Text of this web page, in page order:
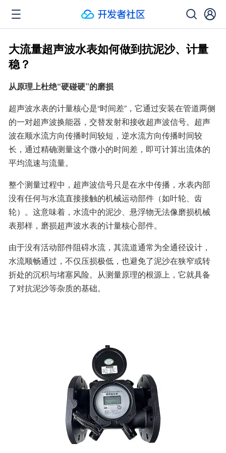
大流量超声波水表如何做到抗泥沙、计量
稳？
从原理上杜绝“硬碰硬”的磨损
超声波水表的计量核心是“时间差”，它通过安装在管道两侧
的一对超声波换能器，交替发射和接收超声波信号。超声
波在顺水流方向传播时间较短，逆水流方向传播时间较
长，通过精确测量这个微小的时间差，即可计算出流体的
平均流速与流量。
整个测量过程中，超声波信号只是在水中传播，水表内部
没有任何与水流直接接触的机械运动部件（如叶轮、齿
轮）。这意味着，水流中的泥沙、悬浮物无法像磨损机械
表那样，磨损超声波水表的计量核心部件。
由于没有活动部件阻碍水流，其流道通常为全通径设计，
水流顺畅通过，不仅压损极低，也避免了泥沙在狭窄或转
折处的沉积与堵塞风险。从测量原理的根源上，它就具备
了对抗泥沙等杂质的基础。